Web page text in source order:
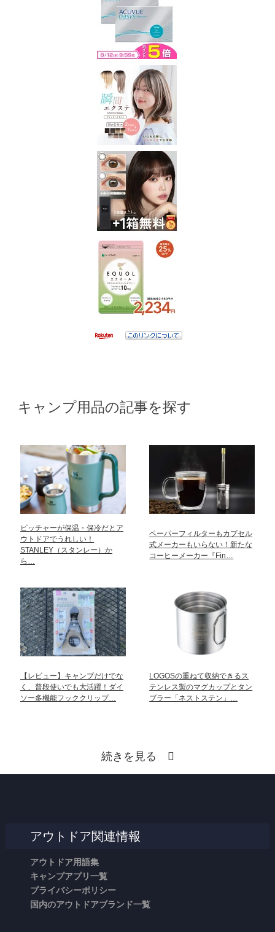
キャンプ用品の記事を探す
ピッチャーが保温・保冷だとア
ウトドアでうれしい！
STANLEY（スタンレー）か
ら…
ペーパーフィルターもカプセル
式メーカーもいらない！新たな
コーヒーメーカー『Fin…
【レビュー】キャンプだけでな
く、普段使いでも大活躍！ダイ
ソー多機能フッククリップ…
LOGOSの重ねて収納できるス
テンレス製のマグカップとタン
ブラー「ネストステン」…
続きを見る
アウトドア関連情報
アウトドア用語集
キャンプアプリ一覧
プライバシーポリシー
国内のアウトドアブランド一覧